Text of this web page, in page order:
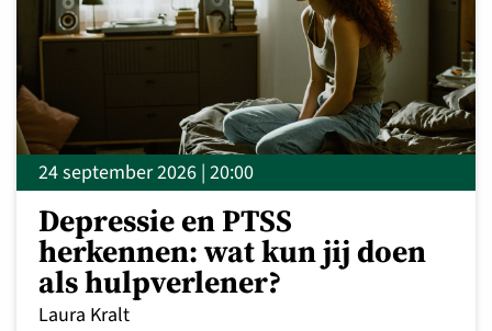
24 september 2026 | 20:00
Depressie en PTSS
herkennen: wat kun jij doen
als hulpverlener?
Laura Kralt